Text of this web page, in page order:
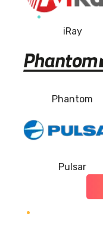
iRay
Phantom
Pulsar